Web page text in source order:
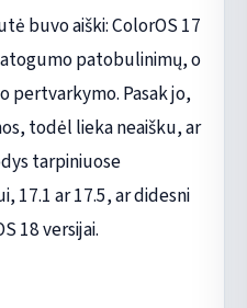
buvo aiški: ColorOS 17
patobulinimų, o
pertvarkymo. Pasak jo,
todėl lieka neaišku, ar
tarpiniuose
17.1 ar 17.5, ar didesni
18 versijai.